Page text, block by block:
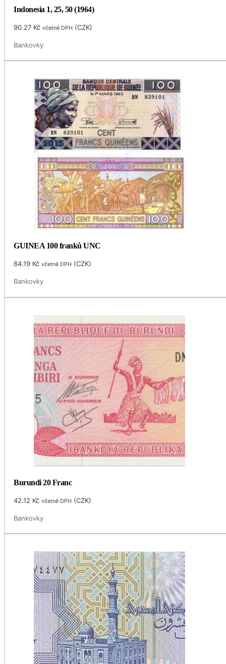
Indonesia 1, 25, 50 (1964)
90.27 Kč včetně DPH (CZK)
Bankovky
GUINEA 100 franků UNC
64.19 Kč včetně DPH (CZK)
Bankovky
Burundi 20 Franc
42.12 Kč včetně DPH (CZK)
Bankovky